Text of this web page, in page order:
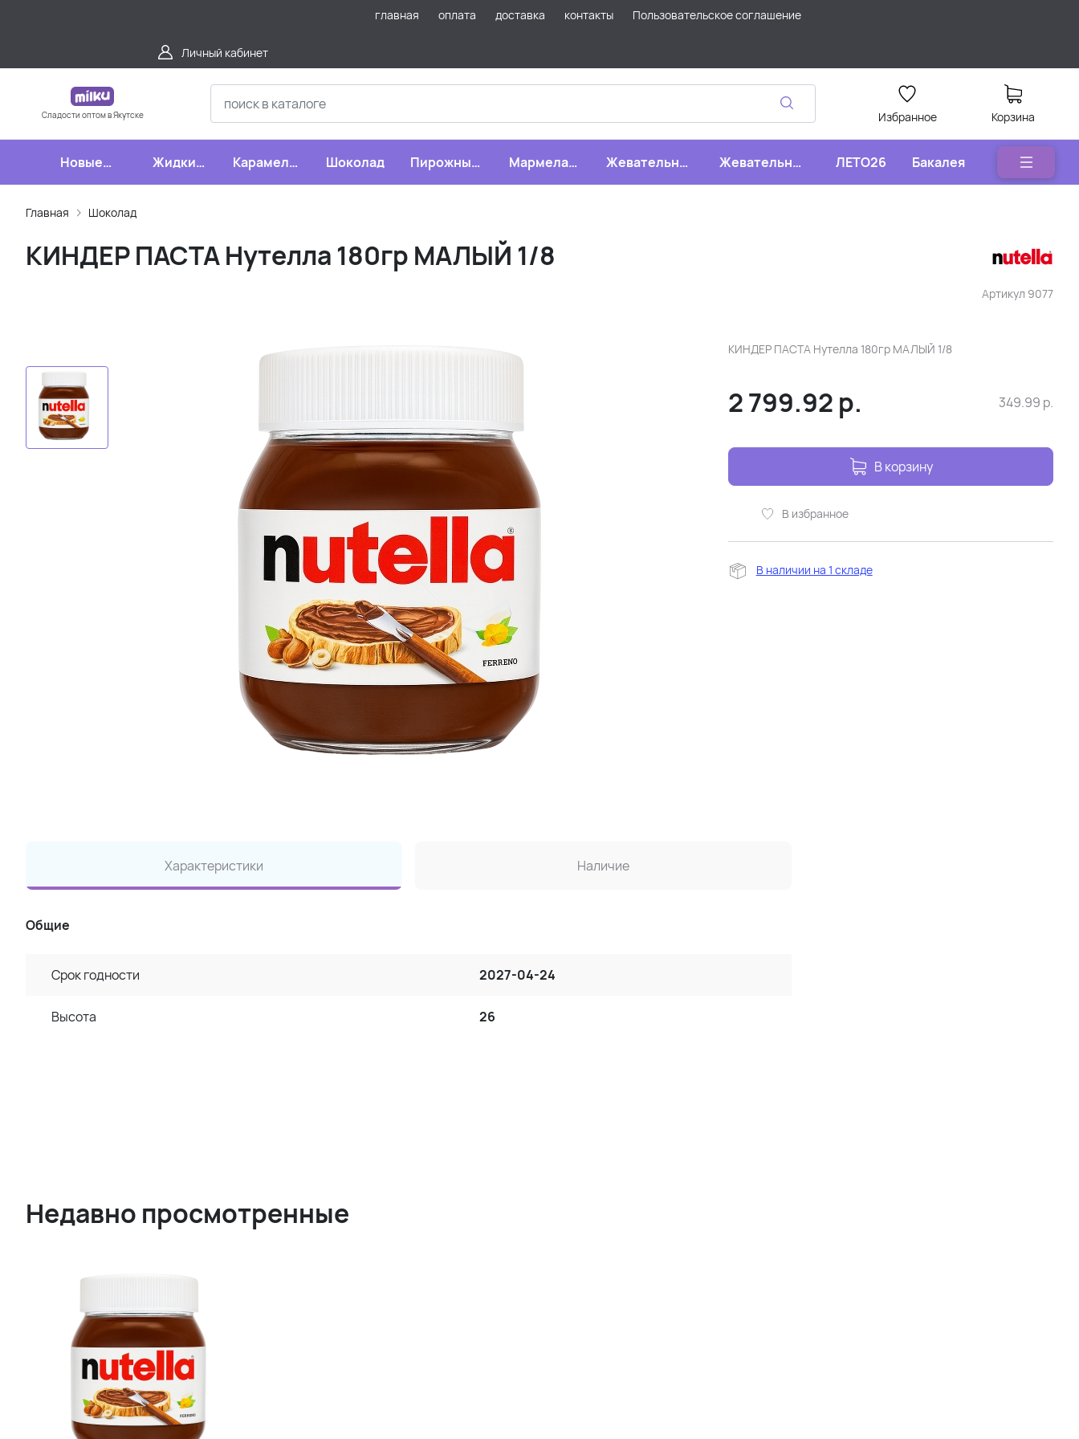
главная оплата доставка контакты Пользовательское соглашение
Личный кабинет
Сладости оптом в Якутске Избранное Корзина
Новые
поступления
Жидкие
конфеты
Карамель,
леденцы,
Шоколад
Пирожные,
бисквиты,
Мармелад,
зефир,
Жевательная
резинка
Жевательные
конфеты
ЛЕТО26 Бакалея
Главная Шоколад
Артикул 9077
КИНДЕР ПАСТА Нутелла 180гр МАЛЫЙ 1/8
КИНДЕР ПАСТА Нутелла 180гр МАЛЫЙ 1/8
2 799.92 р. 349.99 р.
В корзину
В избранное
В наличии на 1 складе
Характеристики Наличие
Общие
Срок годности 2027-04-24
Высота 26
Недавно просмотренные